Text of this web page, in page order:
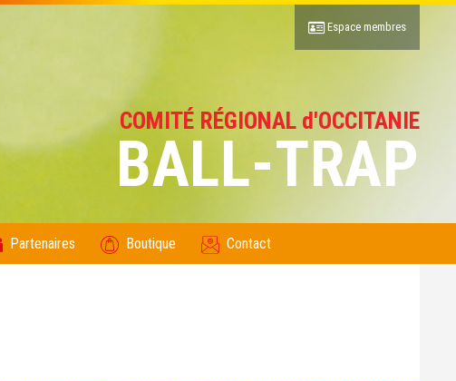
COMITÉ RÉGIONAL d'OCCITANIE
BALL-TRAP
Espace membres
Partenaires Boutique Contact